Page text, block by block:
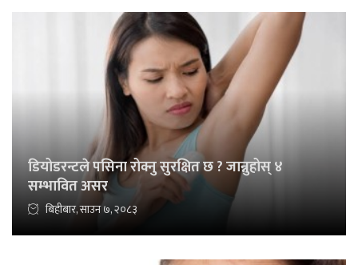
डियोडरन्टले पसिना रोक्नु सुरक्षित छ ? जान्नुहोस् ४
सम्भावित असर
बिहीबार, साउन ७, २०८३